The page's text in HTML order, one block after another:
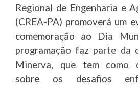
Regional de Engenharia e
(CREA-PA) promoverá um
comemoração ao Dia
programação faz parte da
Minerva, que tem como
sobre os desafios